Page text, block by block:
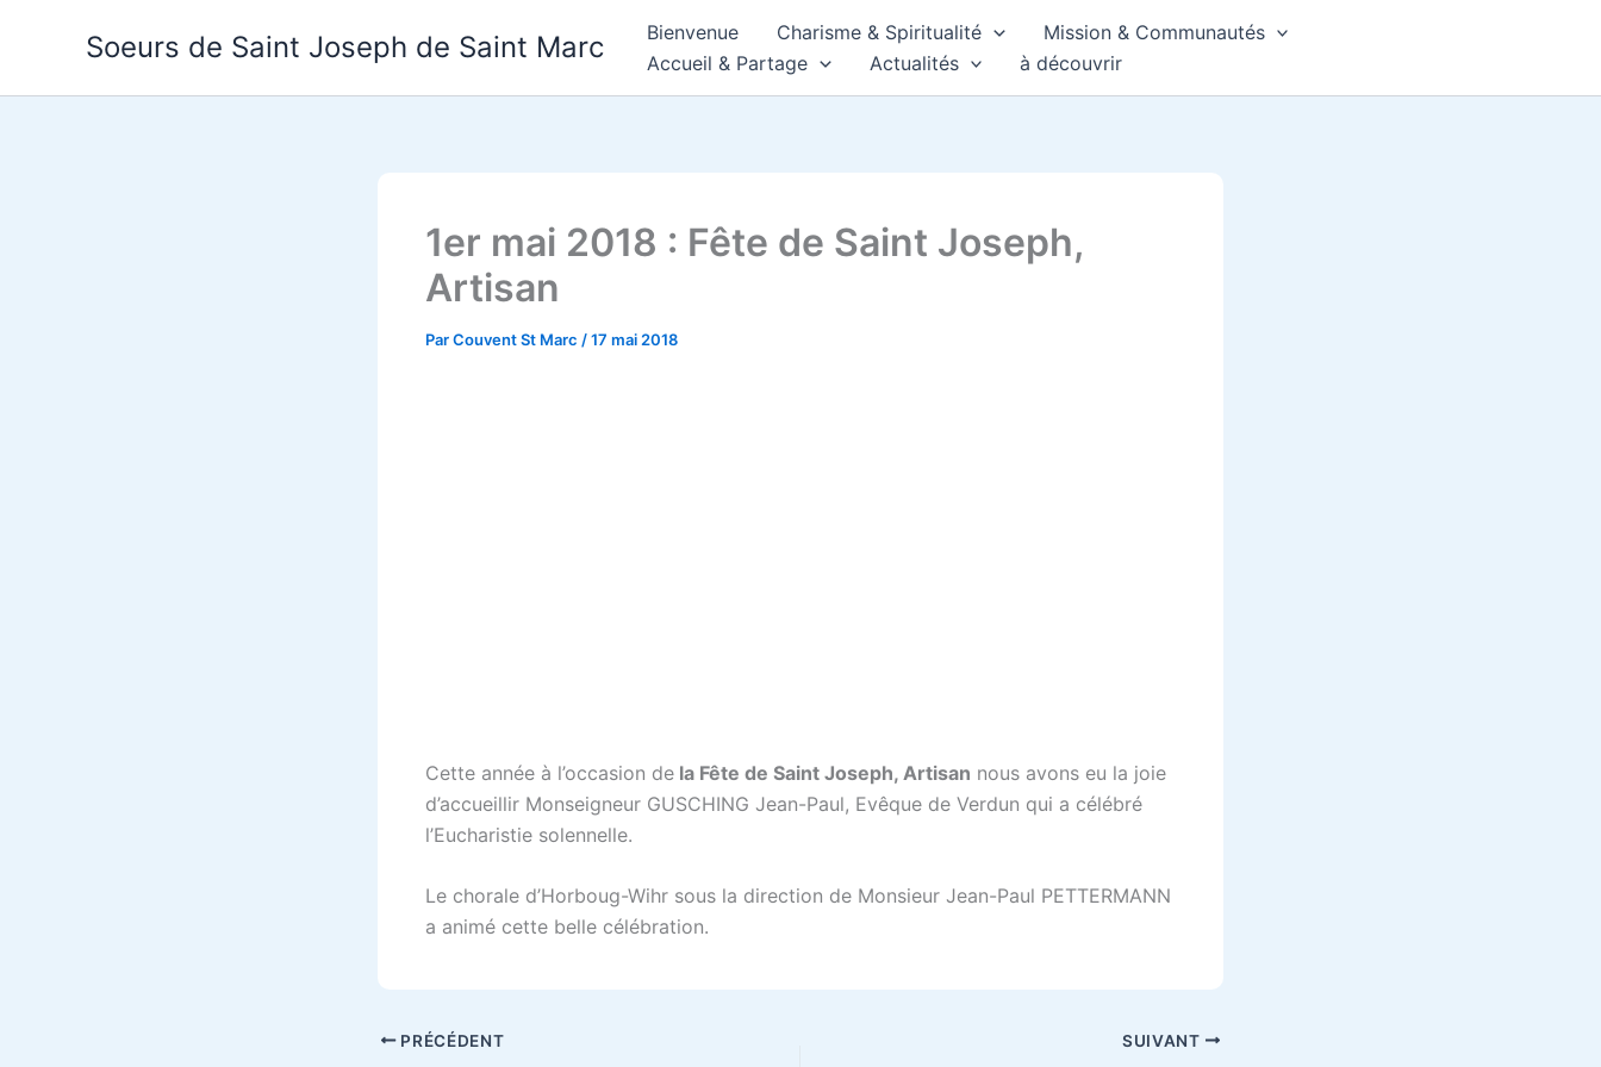
Soeurs de Saint Joseph de Saint Marc Bienvenue Charisme & Spiritualité
Mission & Communautés
Accueil & Partage
Actualités à découvrir
1er mai 2018 : Fête de Saint Joseph,
Artisan
ParCouvent St Marc /17 mai 2018
Cette année à l’occasion de la Fête de Saint Joseph, Artisan nous avons eu la joie
d’accueillir Monseigneur GUSCHING Jean-Paul, Evêque de Verdun qui a célébré
l’Eucharistie solennelle.
Le chorale d’Horboug-Wihr sous la direction de Monsieur Jean-Paul PETTERMANN
a animé cette belle célébration.
PRÉCÉDENT SUIVANT